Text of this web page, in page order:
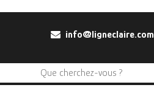
info@ligneclaire.com